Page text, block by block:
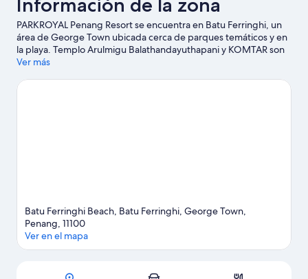
Información de la zona
PARKROYAL Penang Resort se encuentra en Batu Ferringhi, un
área de George Town ubicada cerca de parques temáticos y en
la playa. Templo Arulmigu Balathandayuthapani y KOMTAR son
lugares emblemáticos, y los turistas que quieran ir de compras
(centro comercial). ¿Viajas con niños? No te pierdas ESCAPE
Ver más
Batu Ferringhi Beach, Batu Ferringhi, George Town,
Penang, 11100
Ver en el mapa